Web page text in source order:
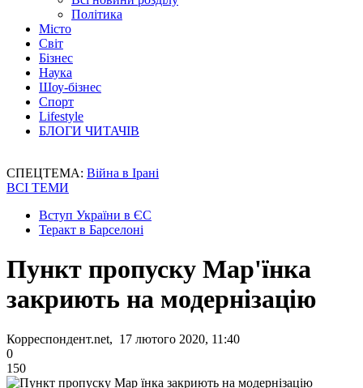
Політика
Місто
Світ
Бізнес
Наука
Шоу-бізнес
Спорт
Lifestyle
БЛОГИ ЧИТАЧІВ
СПЕЦТЕМА: Війна в Ірані
ВСІ ТЕМИ
Вступ України в ЄС
Теракт в Барселоні
Пункт пропуску Мар'їнка
закриють на модернізацію
Корреспондент.net, 17 лютого 2020, 11:40
0
150